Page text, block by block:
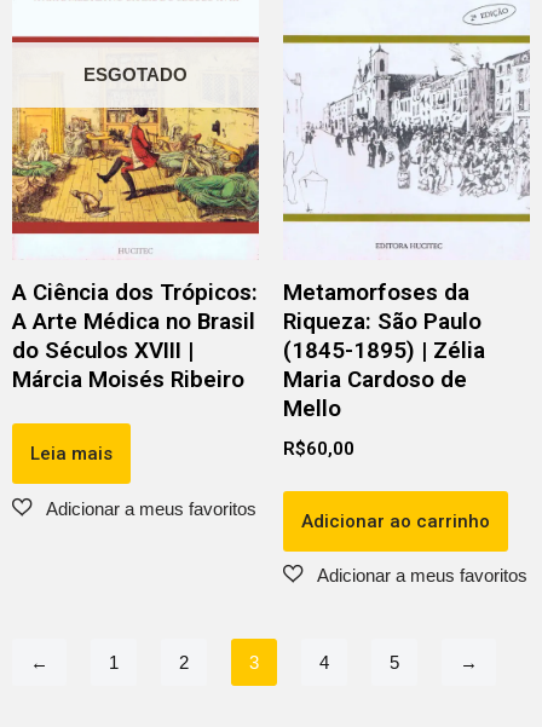
ESGOTADO
A Ciência dos Trópicos:
A Arte Médica no Brasil
do Séculos XVIII |
Márcia Moisés Ribeiro
Leia mais
Metamorfoses da
Riqueza: São Paulo
(1845-1895) | Zélia
Maria Cardoso de
Mello
R$60,00
Adicionar ao carrinho
← 1 2 3 4 5 →